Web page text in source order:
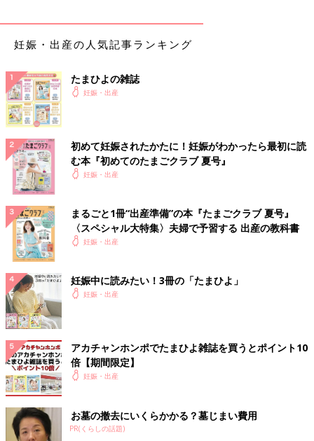
妊娠・出産の人気記事ランキング
たまひよの雑誌
妊娠・出産
初めて妊娠されたかたに！妊娠がわかったら最初に読
む本『初めてのたまごクラブ 夏号』
妊娠・出産
まるごと1冊“出産準備”の本『たまごクラブ 夏号』
〈スペシャル大特集〉夫婦で予習する 出産の教科書
妊娠・出産
妊娠中に読みたい！3冊の「たまひよ」
妊娠・出産
アカチャンホンポでたまひよ雑誌を買うとポイント10
倍【期間限定】
妊娠・出産
お墓の撤去にいくらかかる？墓じまい費用
PR(くらしの話題)